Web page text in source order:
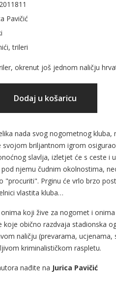
Pavičić
trileri
okrenut još jednom naličju
Dodaj u košaricu
nada svog nogometnog
briljantnom igrom
slavlja, izletjet će s ceste i
njemu čudnim okolnostima,
"procuriti". Prginu će vrlo brzo
vlastita kluba…
koji žive za nogomet i
koje obično razdvaja stadionska
naličju (prevarama,
kriminalističkom raspletu.
nađite na Jurica Pavičić